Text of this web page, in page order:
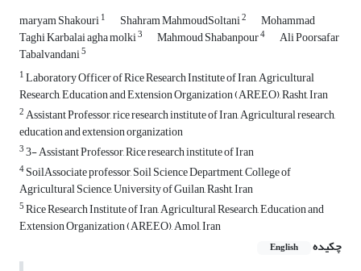
maryam Shakouri1 Shahram MahmoudSoltani2 Mohammad
Taghi Karbalai agha molki3 Mahmoud Shabanpour4 Ali Poorsafar
Tabalvandani5
1Laboratory Officer of Rice Research Institute of Iran, Agricultural
Research, Education and Extension Organization (AREEO), Rasht, Iran
2Assistant Professor, rice research institute of Iran, Agricultural research,
education and extension organization
33- Assistant Professor, Rice research institute of Iran
4SoilAssociate professor, Soil Science Department, College of
Agricultural Science, University of Guilan, Rasht, Iran
5Rice Research Institute of Iran, Agricultural Research, Education and
Extension Organization (AREEO), Amol, Iran
چکیده
English